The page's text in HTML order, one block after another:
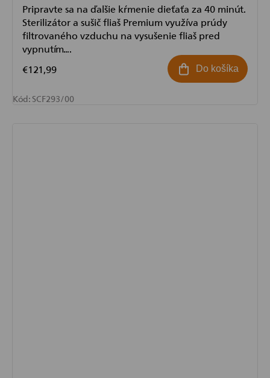
€121,99 Do košíka
Pripravte sa na ďalšie kŕmenie dieťaťa za 40 minút.
Sterilizátor a sušič fliaš Premium využíva prúdy
filtrovaného vzduchu na vysušenie fliaš pred
vypnutím....
Kód: SCF293/00